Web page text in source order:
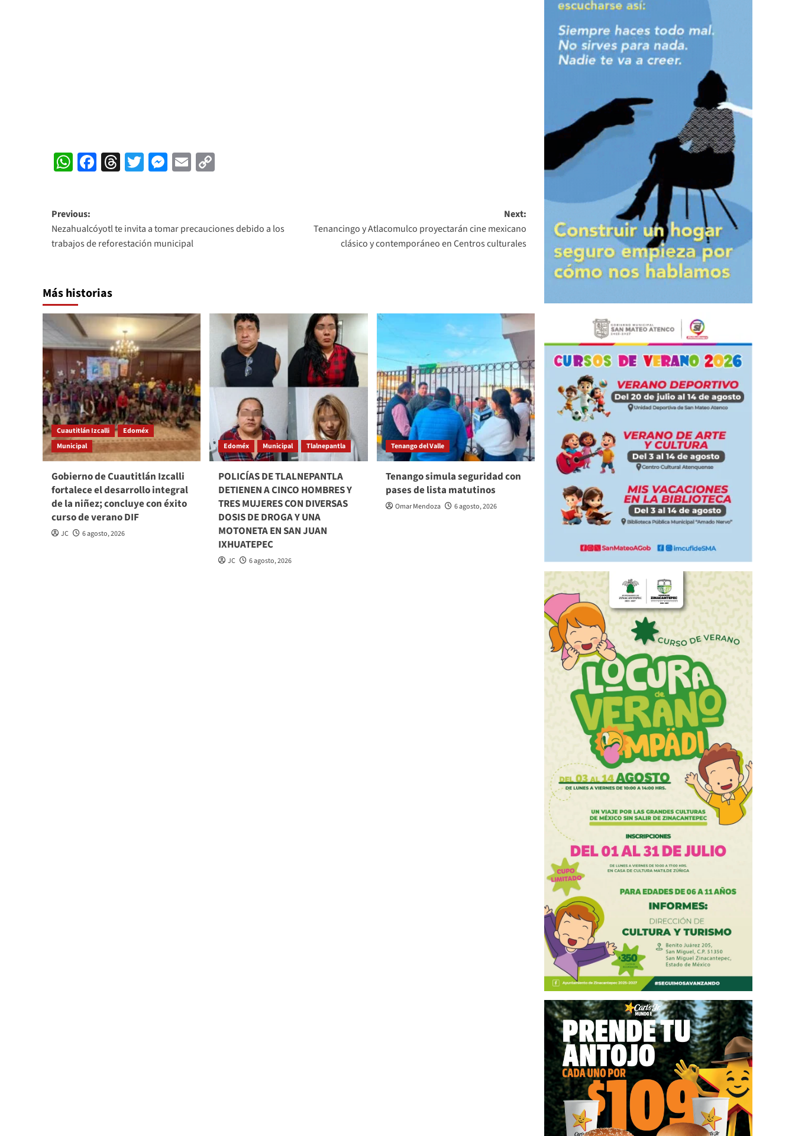
WhatsApp
Facebook
Threads
Twitter
Messenger
Email
Post
navigation
Previous:
Nezahualcóyotl te invita a tomar precauciones debido a los
trabajos de reforestación municipal
Next:
Tenancingo y Atlacomulco proyectarán cine mexicano
clásico y contemporáneo en Centros culturales
Más historias
Cuautitlán Izcalli
Edoméx
Municipal
Gobierno de Cuautitlán Izcalli
fortalece el desarrollo integral
de la niñez; concluye con éxito
curso de verano DIF
JC 6 agosto, 2026
Edoméx Municipal Tlalnepantla
POLICÍAS DE TLALNEPANTLA
DETIENEN A CINCO HOMBRES Y
TRES MUJERES CON DIVERSAS
DOSIS DE DROGA Y UNA
MOTONETA EN SAN JUAN
IXHUATEPEC
JC 6 agosto, 2026
Tenango del Valle
Tenango simula seguridad con
pases de lista matutinos
Omar Mendoza 6 agosto, 2026